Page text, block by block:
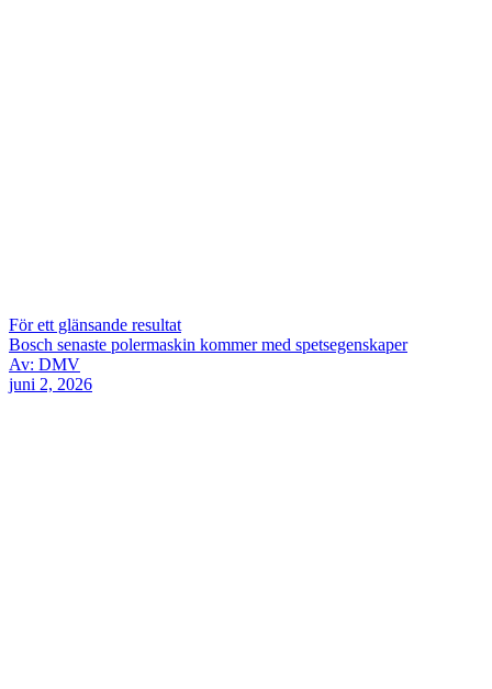
För ett glänsande resultat
Bosch senaste polermaskin kommer med spetsegenskaper
Av: DMV
juni 2, 2026